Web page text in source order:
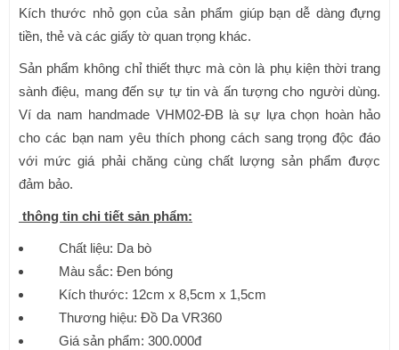
Kích thước nhỏ gọn của sản phẩm giúp bạn dễ dàng đựng
tiền, thẻ và các giấy tờ quan trọng khác.
Sản phẩm không chỉ thiết thực mà còn là phụ kiện thời trang
sành điệu, mang đến sự tự tin và ấn tượng cho người dùng.
Ví da nam handmade VHM02-ĐB là sự lựa chọn hoàn hảo
cho các bạn nam yêu thích phong cách sang trọng độc đáo
với mức giá phải chăng cùng chất lượng sản phẩm được
đảm bảo.
thông tin chi tiết sản phẩm:
Chất liệu: Da bò
Màu sắc: Đen bóng
Kích thước: 12cm x 8,5cm x 1,5cm
Thương hiệu: Đồ Da VR360
Giá sản phẩm: 300.000đ